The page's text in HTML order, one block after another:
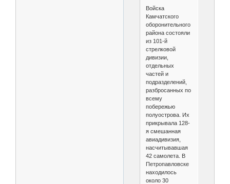
Войска
Камчатского
оборонительного
района состояли
из 101-й
стрелковой
дивизии,
отдельных
частей и
подразделений,
разбросанных по
всему
побережью
полуострова. Их
прикрывала 128-
я смешанная
авиадивизия,
насчитывавшая
42 самолета. В
Петропавловске
находилось
около 30